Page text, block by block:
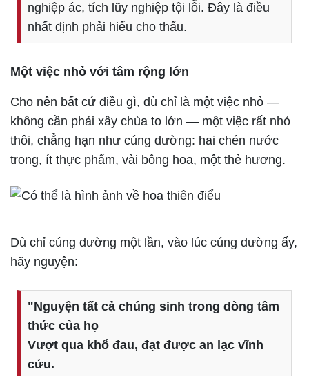
nghiệp ác, tích lũy nghiệp tội lỗi. Đây là điều
nhất định phải hiểu cho thấu.
Một việc nhỏ với tâm rộng lớn
Cho nên bất cứ điều gì, dù chỉ là một việc nhỏ —
không cần phải xây chùa to lớn — một việc rất nhỏ
thôi, chẳng hạn như cúng dường: hai chén nước
trong, ít thực phẩm, vài bông hoa, một thẻ hương.
Dù chỉ cúng dường một lần, vào lúc cúng dường ấy,
hãy nguyện:
"Nguyện tất cả chúng sinh trong dòng tâm
thức của họ
Vượt qua khổ đau, đạt được an lạc vĩnh
cửu.